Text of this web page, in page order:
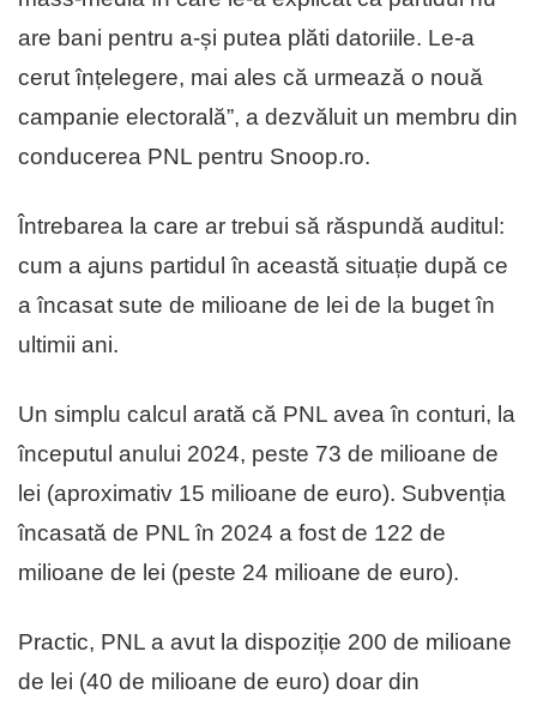
are bani pentru a-și putea plăti datoriile. Le-a
cerut înțelegere, mai ales că urmează o nouă
campanie electorală”, a dezvăluit un membru din
conducerea PNL pentru Snoop.ro.
Întrebarea la care ar trebui să răspundă auditul:
cum a ajuns partidul în această situație după ce
a încasat sute de milioane de lei de la buget în
ultimii ani.
Un simplu calcul arată că PNL avea în conturi, la
începutul anului 2024, peste 73 de milioane de
lei (aproximativ 15 milioane de euro). Subvenția
încasată de PNL în 2024 a fost de 122 de
milioane de lei (peste 24 milioane de euro).
Practic, PNL a avut la dispoziție 200 de milioane
de lei (40 de milioane de euro) doar din